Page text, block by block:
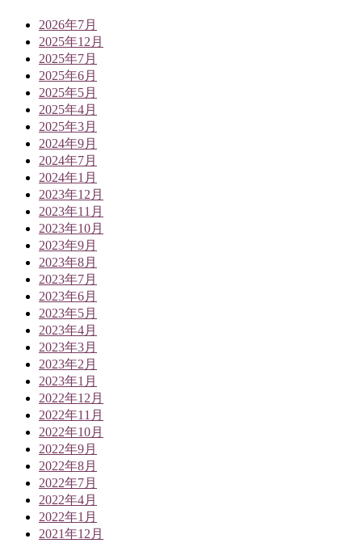
2026年7月
2025年12月
2025年7月
2025年6月
2025年5月
2025年4月
2025年3月
2024年9月
2024年7月
2024年1月
2023年12月
2023年11月
2023年10月
2023年9月
2023年8月
2023年7月
2023年6月
2023年5月
2023年4月
2023年3月
2023年2月
2023年1月
2022年12月
2022年11月
2022年10月
2022年9月
2022年8月
2022年7月
2022年4月
2022年1月
2021年12月